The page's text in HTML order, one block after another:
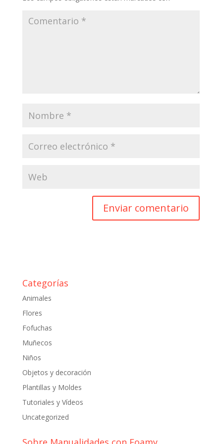
Categorías
Animales
Flores
Fofuchas
Muñecos
Niños
Objetos y decoración
Plantillas y Moldes
Tutoriales y Vídeos
Uncategorized